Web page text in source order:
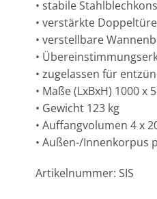
• stabile
• verstärkte
• verstellbare
•
• zugelassen für
• Maße (LxBxH) 1000 x
• Gewicht 123 kg
• Auffangvolumen 4 x
• Außen-/Innenkorpus
Artikelnummer: SIS